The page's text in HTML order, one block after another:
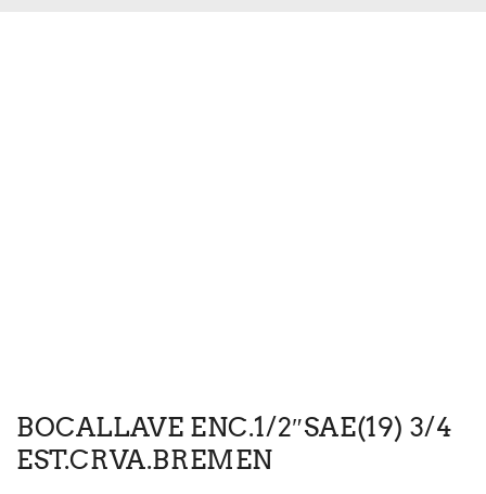
BOCALLAVE ENC.1/2″SAE(19) 3/4
EST.CRVA.BREMEN